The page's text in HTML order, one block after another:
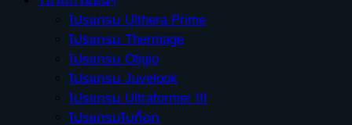
โปรแกรม Ulthera Prime
โปรแกรม Thermage
โปรแกรม Oligio
โปรแกรม Juvelook
โปรแกรม Ultraformer III
โปรแกรมโบท็อก